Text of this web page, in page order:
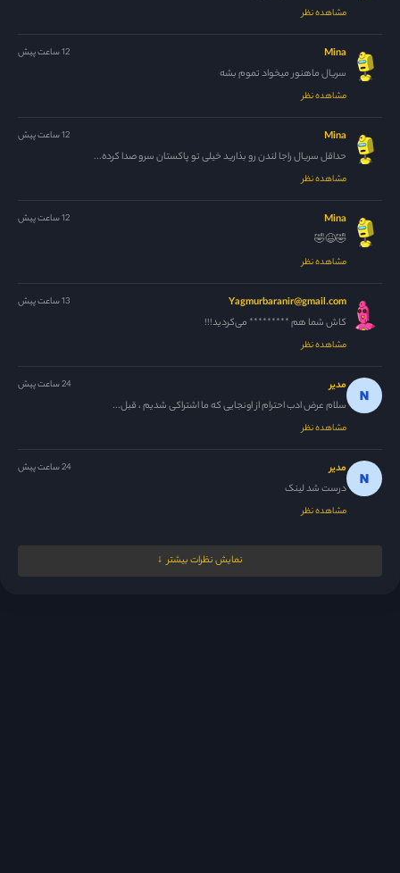
مشاهده نظر
Mina 12 ساعت پیش
سریال ماهنور میخواد تموم بشه
مشاهده نظر
Mina 12 ساعت پیش
حداقل سریال راجا لندن رو بذارید خیلی تو پاکستان سرو صدا کرده...
مشاهده نظر
Mina 12 ساعت پیش
🤣😆🤣
مشاهده نظر
Yagmurbaranir@gmail.com 13 ساعت پیش
کاش شما هم ********* می‌کردید!!!
مشاهده نظر
مدیر 24 ساعت پیش
سلام عرض ادب احترام از اونجایی که ما اشتراکی شدیم ، قبل...
مشاهده نظر
مدیر 24 ساعت پیش
درست شد لینک
مشاهده نظر
دوستان اعتراف کردن بالاخره ولی از اون جایی که با سریال پاکستانی...
نمایش نظرات بیشتر